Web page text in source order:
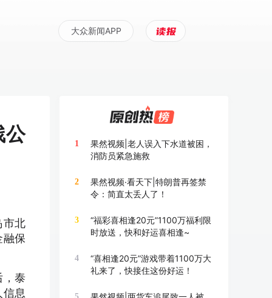
大众新闻APP
公
市北
融保
，泰
息
1
果然视频|老人误入下水道被困，
消防员紧急施救
2
果然视频·看天下|特朗普再签禁
令：简直太丢人了！
3
“福彩喜相逢20元”1100万福利限
时放送，快和好运喜相逢~
4
“喜相逢20元”游戏带着1100万大
礼来了，快接住这份好运！